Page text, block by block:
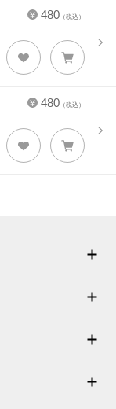
480 （税込）
480 （税込）